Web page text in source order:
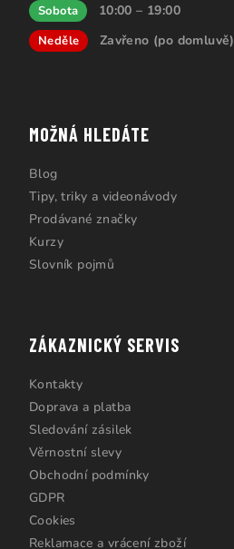
Sobota 10:00 – 19:00
Neděle Zavřeno (po domluvě)
MOŽNÁ HLEDÁTE
Blog
Tipy, triky a videonávody
Prodávané značky
Kurzy
Slovník pojmů
ZÁKAZNICKÝ SERVIS
Kontakty
Doprava a platba
Sledování zásilek
Věrnostní slevy
Obchodní podmínky
GDPR
Cookies
Reklamace a vrácení zboží